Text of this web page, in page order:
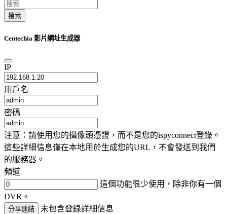
搜索
Centechia 影片網址生成器
IP
用戶名
密碼
注意：請使用您的攝像頭憑證，而不是您的ispyconnect登錄。
這些詳細信息僅在本地用於生成您的URL，不會發送到我們
的服務器。
頻道
這個功能很少使用，除非你有一個
DVR。
分享連結 未包含登錄詳細信息